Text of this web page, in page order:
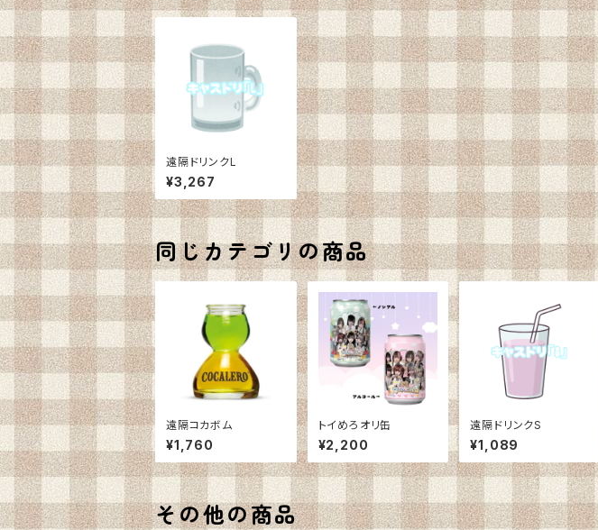
遠隔ドリンクL
¥3,267
同じカテゴリの商品
遠隔コカボム
¥1,760
トイめろオリ缶
¥2,200
遠隔ドリンクS
¥1,089
その他の商品